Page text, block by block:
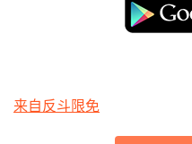
来自反斗限免